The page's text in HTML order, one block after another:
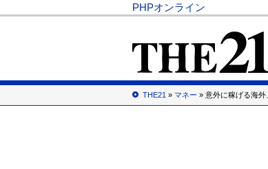
PHPオンライン
THE21 » マネー » 意外に稼げる海